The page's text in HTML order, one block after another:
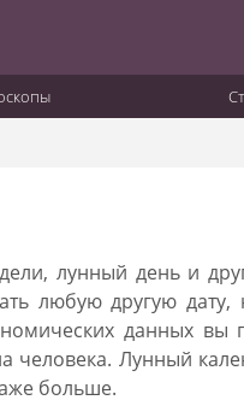
лунный день и
любую другую дату,
данных вы
человека. Лунный
больше.